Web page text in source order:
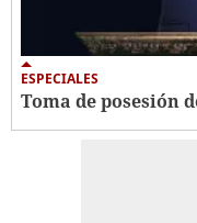
ESPECIALES
Toma de posesión